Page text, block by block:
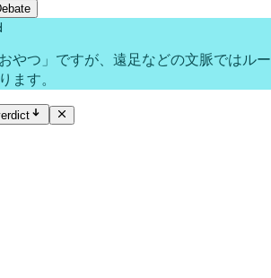
やつ」ですが、遠足などの文脈ではルー
ます。